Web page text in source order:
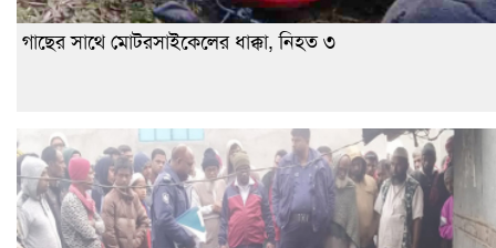
গাছের সাথে মোটরসাইকেলের ধাক্কা, নিহত ৩